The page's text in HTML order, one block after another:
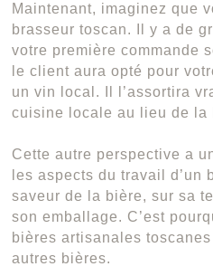
Maintenant, imaginez que
brasseur toscan. Il y a de
votre première commande
le client aura opté pour
un vin local. Il l’assortira
cuisine locale au lieu de la
Cette autre perspective a
les aspects du travail d’un
saveur de la bière, sur sa
son emballage. C’est
bières artisanales
autres bières.